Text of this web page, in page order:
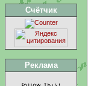
Счётчик
Реклама